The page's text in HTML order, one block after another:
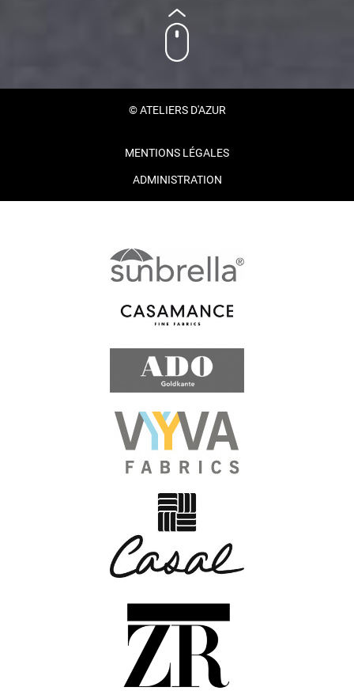
© ATELIERS D'AZUR
MENTIONS LÉGALES
ADMINISTRATION